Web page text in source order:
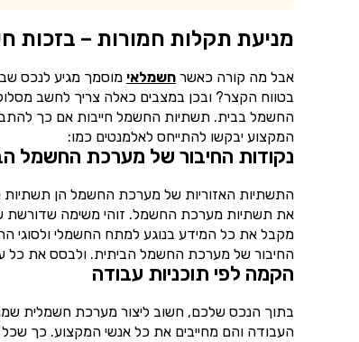
מניעת תקלות חמורות – בזכות
אבל מה קורה כאשר חשמלאי מוסמך מגיע לנכס
בטווח הקצר? ובכן במצבים כאלה צריך לחשב
החשמל בבית. תשתיות החשמל חייבות אם כך להתבסס
המקצוע יבקשו להתייחס לאלמנטים כמו:
נקודות החיבור של מערכת החשמל
התשתיות האזוריות של מערכת החשמל הן
את תשתיות מערכת החשמל. זוהי משימה שדורשת
מקבל את כל המידע בנוגע למתח החשמלי ולסוגי
החיבור של מערכת החשמל הביתית. ולבסס את
הקמה לפי תוכניות עבודה
בתוך הנכס שלכם, חשוב ליצור מערכת חשמלית
העבודה והם מחייבים את כל אנשי המקצוע. כך